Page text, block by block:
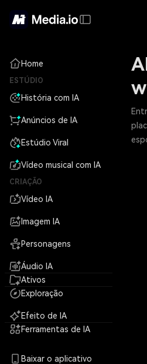
Home
ESTÚDIO
História com IA
Anúncios de IA
Estúdio Viral
Vídeo musical com IA
CRIAÇÃO
Vídeo IA
Imagem IA
Personagens
Áudio IA
Ativos
Exploração
Efeito de IA
Ferramentas de IA
Baixar o aplicativo